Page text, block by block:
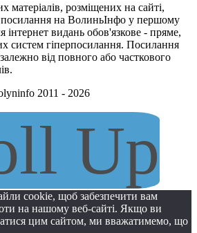
матеріалів, розміщених на сайті,
посилання на ВолиньІнфо у першому
інтернет видань обов'язкове - пряме,
систем гіперпосилання. Посилання
від повного або часткового
2011 - 2026
Up
cookie, щоб забезпечити вам
на нашому веб-сайті. Якщо ви
цим сайтом, ми вважатимемо, що